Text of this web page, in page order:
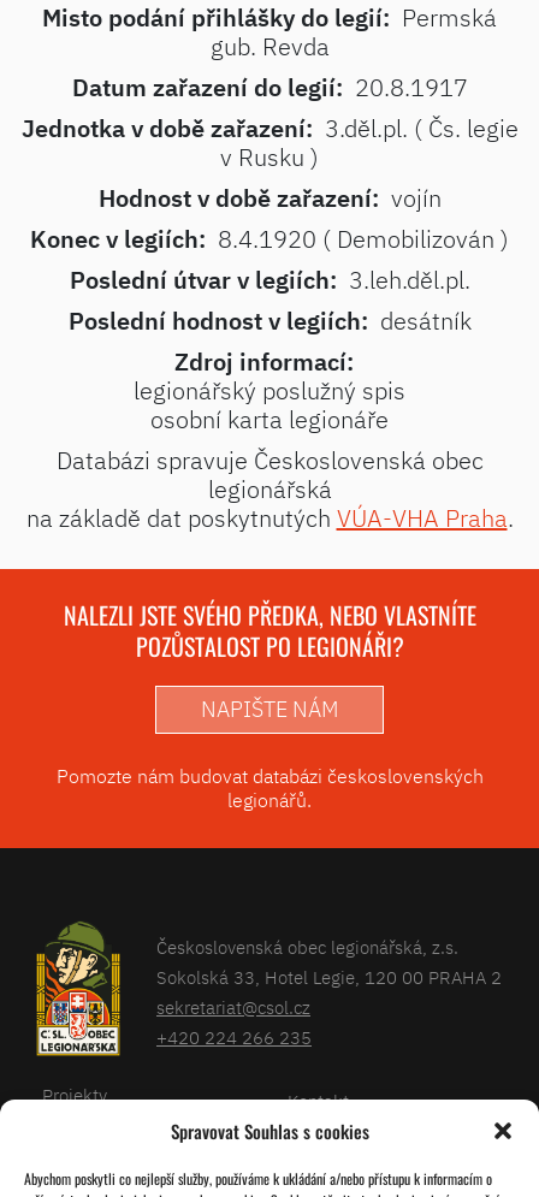
Spravovat Souhlas s cookies
Abychom poskytli co nejlepší služby, používáme k ukládání a/nebo přístupu k informacím o
Misto podání přihlášky do legií: Permská
gub. Revda
Datum zařazení do legií: 20.8.1917
Jednotka v době zařazení: 3.děl.pl. ( Čs. legie
v Rusku )
Hodnost v době zařazení: vojín
Konec v legiích: 8.4.1920 ( Demobilizován )
Poslední útvar v legiích: 3.leh.děl.pl.
Poslední hodnost v legiích: desátník
Zdroj informací:
legionářský poslužný spis
osobní karta legionáře
Databázi spravuje Československá obec
legionářská
na základě dat poskytnutých VÚA-VHA Praha.
NALEZLI JSTE SVÉHO PŘEDKA, NEBO VLASTNÍTE
POZŮSTALOST PO LEGIONÁŘI?
NAPIŠTE NÁM
Pomozte nám budovat databázi československých
legionářů.
Československá obec legionářská, z.s.
Sokolská 33, Hotel Legie, 120 00 PRAHA 2
sekretariat@csol.cz
+420 224 266 235
Projekty
Kalendář
Kontakt
Databáze legionářů
Pro členy